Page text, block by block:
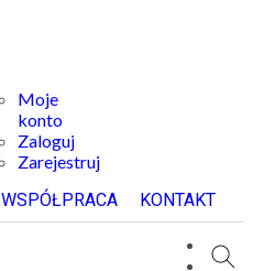
Moje
konto
Zaloguj
Zarejestruj
WSPÓŁPRACA KONTAKT